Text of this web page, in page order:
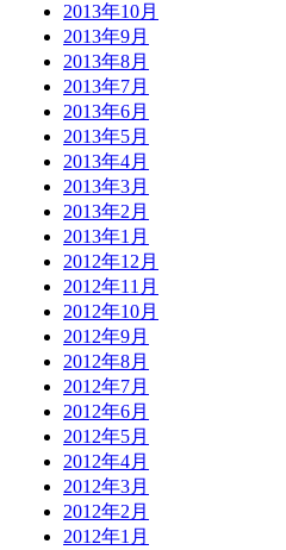
2013年10月
2013年9月
2013年8月
2013年7月
2013年6月
2013年5月
2013年4月
2013年3月
2013年2月
2013年1月
2012年12月
2012年11月
2012年10月
2012年9月
2012年8月
2012年7月
2012年6月
2012年5月
2012年4月
2012年3月
2012年2月
2012年1月